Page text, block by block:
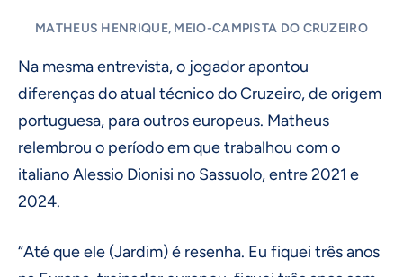
MATHEUS HENRIQUE, MEIO-CAMPISTA DO CRUZEIRO
Na mesma entrevista, o jogador apontou
diferenças do atual técnico do Cruzeiro, de origem
portuguesa, para outros europeus. Matheus
relembrou o período em que trabalhou com o
italiano Alessio Dionisi no Sassuolo, entre 2021 e
2024.
“Até que ele (Jardim) é resenha. Eu fiquei três anos